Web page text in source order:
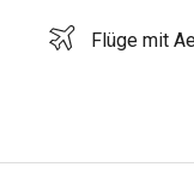
Flüge mit